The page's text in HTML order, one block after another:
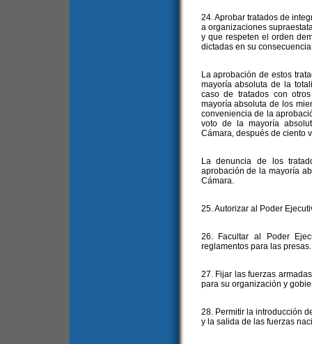
24. Aprobar tratados de
a organizaciones
y que respeten el orden
dictadas en su
La aprobación de estos
mayoría absoluta de la
caso de tratados con
mayoría absoluta de los
conveniencia de la
voto de la mayoría
Cámara, después de ciento
La denuncia de los
aprobación de la mayoría
Cámara.
25. Autorizar al Poder
26. Facultar al Poder
reglamentos para las presas.
27. Fijar las fuerzas
para su organización y
28. Permitir la introducción
y la salida de las fuerzas